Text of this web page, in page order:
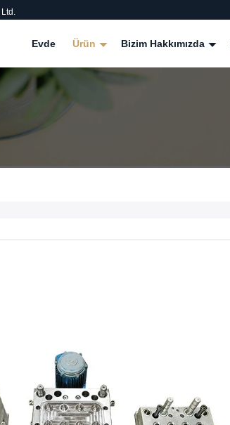
Evde Ürün Bizim Hakkımızda